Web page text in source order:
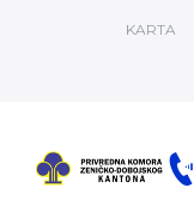
KARTA